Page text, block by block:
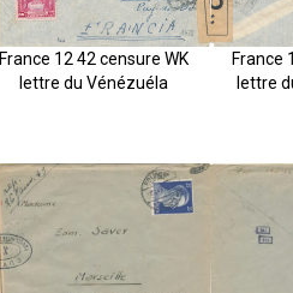
France 12 42 censure WK
lettre du Vénézuéla
France
lettre